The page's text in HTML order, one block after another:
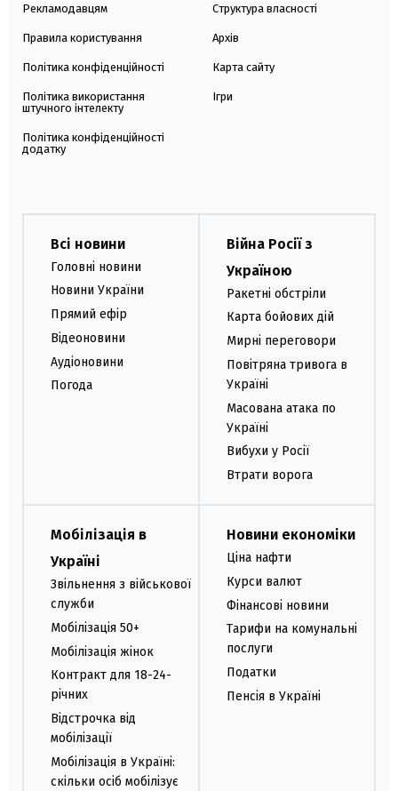
Рекламодавцям
Правила користування
Політика конфіденційності
Політика використання
штучного інтелекту
Політика конфіденційності
додатку
Структура власності
Архів
Карта сайту
Ігри
Всі новини
Головні новини
Новини України
Прямий ефір
Відеоновини
Аудіоновини
Погода
Війна Росії з
Україною
Ракетні обстріли
Карта бойових дій
Мирні переговори
Повітряна тривога в
Україні
Масована атака по
Україні
Вибухи у Росії
Втрати ворога
Мобілізація в
Україні
Звільнення з військової
служби
Мобілізація 50+
Мобілізація жінок
Контракт для 18-24-
річних
Відстрочка від
мобілізації
Мобілізація в Україні:
скільки осіб мобілізує
Новини економіки
Ціна нафти
Курси валют
Фінансові новини
Тарифи на комунальні
послуги
Податки
Пенсія в Україні